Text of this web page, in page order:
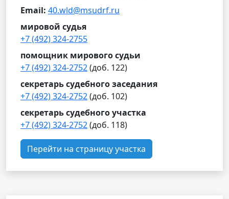
Email: 40.wld@msudrf.ru
мировой судья
+7 (492) 324-2755
помощник мирового судьи
+7 (492) 324-2752(доб. 122)
секретарь судебного заседания
+7 (492) 324-2752(доб. 102)
секретарь судебного участка
+7 (492) 324-2752(доб. 118)
Перейти на страницу участка